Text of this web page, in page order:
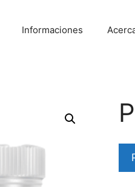
Informaciones